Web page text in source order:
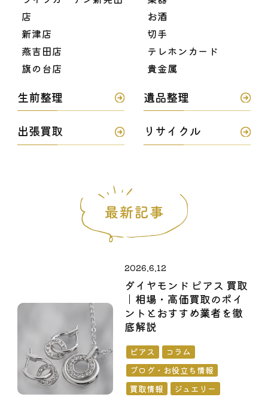
店
新津店
燕吉田店
旗の台店
お酒
切手
テレホンカード
貴金属
生前整理 遺品整理
出張買取 リサイクル
2026.6.12
ダイヤモンド ピアス 買取
｜相場・高価買取のポイ
ントとおすすめ業者を徹
底解説
ピアス
コラム
ブログ・お役立ち情報
買取情報
ジュエリー